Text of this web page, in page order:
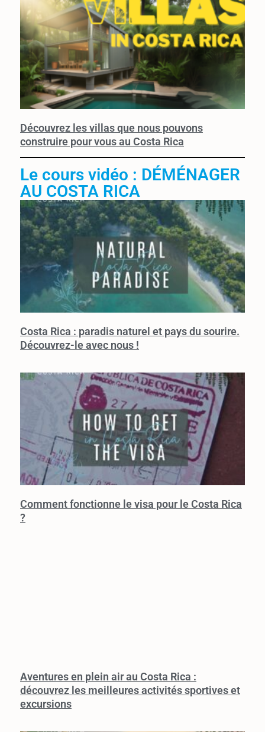
Découvrez les villas que nous pouvons
construire pour vous au Costa Rica
Le cours vidéo : DÉMÉNAGER
AU COSTA RICA
Costa Rica : paradis naturel et pays du sourire.
Découvrez-le avec nous !
Comment fonctionne le visa pour le Costa Rica
?
Aventures en plein air au Costa Rica :
découvrez les meilleures activités sportives et
excursions